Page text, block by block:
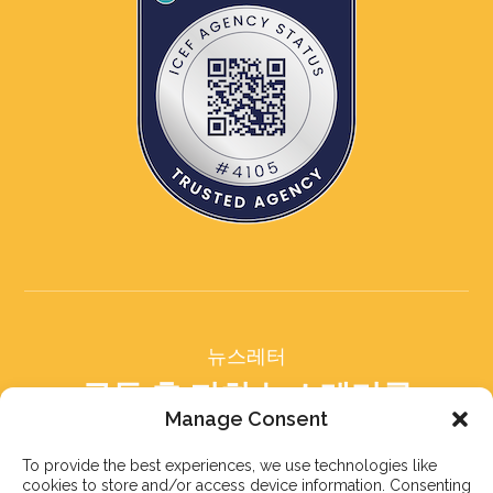
Manage Consent
To provide the best experiences, we use technologies like
cookies to store and/or access device information. Consenting
뉴스레터
구독 후 저희 뉴스레터를
받아보세요